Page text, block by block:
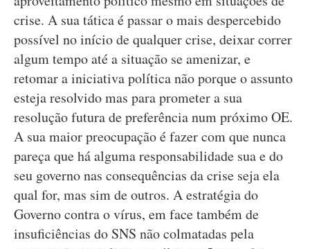
crise. A sua tática é passar o mais despercebido
possível no início de qualquer crise, deixar correr
algum tempo até a situação se amenizar, e
retomar a iniciativa política não porque o assunto
esteja resolvido mas para prometer a sua
resolução futura de preferência num próximo OE.
A sua maior preocupação é fazer com que nunca
pareça que há alguma responsabilidade sua e do
seu governo nas consequências da crise seja ela
qual for, mas sim de outros. A estratégia do
Governo contra o vírus, em face também de
insuficiências do SNS não colmatadas pela